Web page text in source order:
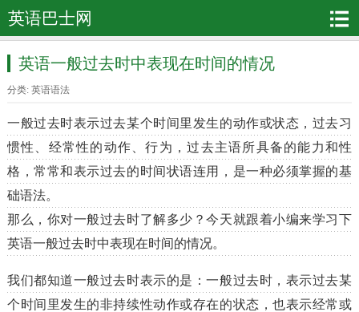
英语巴士网
英语一般过去时中表现在时间的情况
分类: 英语语法
一般过去时表示过去某个时间里发生的动作或状态，过去习
惯性、经常性的动作、行为，过去主语所具备的能力和性
格，常常和表示过去的时间状语连用，是一种必须掌握的基
础语法。
那么，你对一般过去时了解多少？今天就跟着小编来学习下
英语一般过去时中表现在时间的情况。
我们都知道一般过去时表示的是：一般过去时，表示过去某
个时间里发生的非持续性动作或存在的状态，也表示经常或